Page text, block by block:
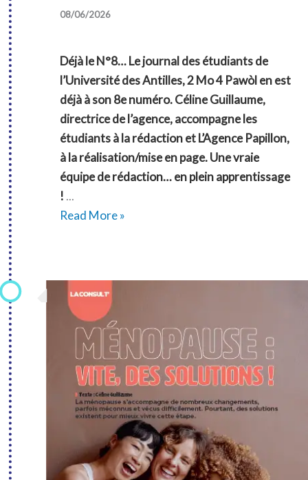
08/06/2026
Déjà le N°8… Le journal des étudiants de
l’Université des Antilles, 2 Mo 4 Pawòl en est
déjà à son 8e numéro. Céline Guillaume,
directrice de l’agence, accompagne les
étudiants à la rédaction et L’Agence Papillon,
à la réalisation/mise en page. Une vraie
équipe de rédaction… en plein apprentissage
! ...
Réalisation
2M4P
N°8
Read More »